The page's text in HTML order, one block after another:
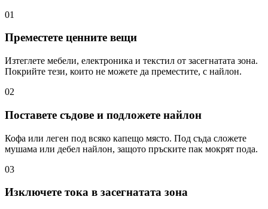
01
Преместете ценните вещи
Изтеглете мебели, електроника и текстил от засегнатата зона.
Покрийте тези, които не можете да преместите, с найлон.
02
Поставете съдове и подложете найлон
Кофа или леген под всяко капещо място. Под съда сложете
мушама или дебел найлон, защото пръските пак мокрят пода.
03
Изключете тока в засегнатата зона